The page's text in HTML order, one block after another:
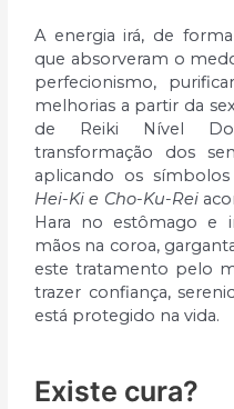
A energia irá, de
que absorveram o
perfecionismo,
melhorias a partir da
de Reiki Nível
transformação dos
aplicando os símbolos
Hei-Ki e Cho-Ku-Rei
Hara no estômago e
mãos na coroa,
este tratamento pelo
trazer confiança,
está protegido na vida.
Existe cura?